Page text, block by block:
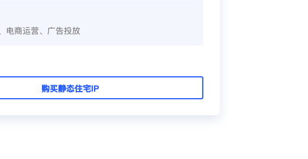
电商运营、广告投放
购买静态住宅IP